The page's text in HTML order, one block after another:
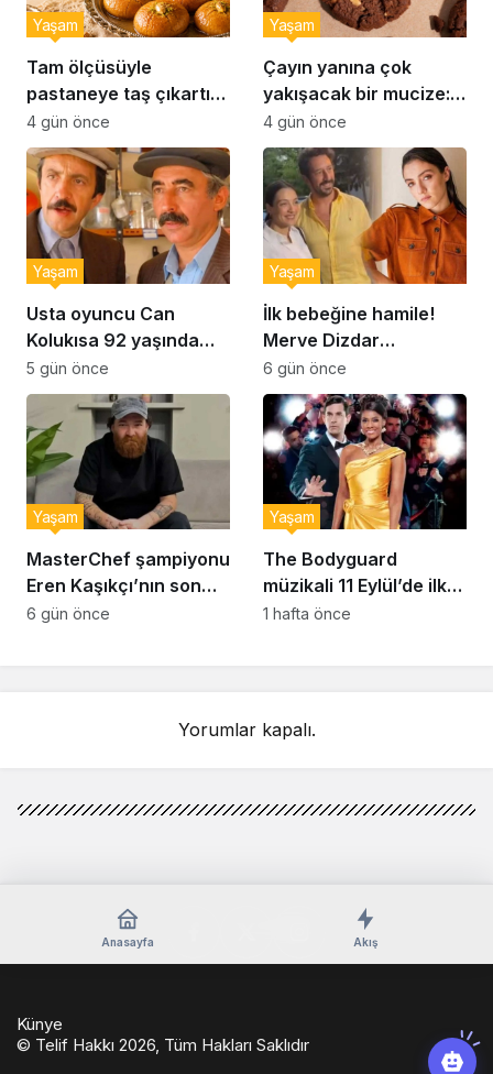
Tam ölçüsüyle
pastaneye taş çıkartır:
Şekerpare tarifi
Yaşam
4 gün önce
Çayın yanına çok
yakışacak bir mucize:
Brownie tadında ıslak
kurabiye tarifi…
Yaşam
4 gün önce
Usta oyuncu Can
Kolukısa 92 yaşında
hayatını kaybetti
Yaşam
5 gün önce
İlk bebeğine hamile!
Merve Dizdar
sessizliğini bozdu: ‘İsim
bulmak çok zor’
Yaşam
6 gün önce
MasterChef şampiyonu
Eren Kaşıkçı’nın son
anlarındaki kahreden
Yaşam
6 gün önce
The Bodyguard
müzikali 11 Eylül’de ilk
kez Türkiye’de
Yaşam
1 hafta önce
Yorumlar kapalı.
Anasayfa Akış
Künye
© Telif Hakkı 2026, Tüm Hakları Saklıdır